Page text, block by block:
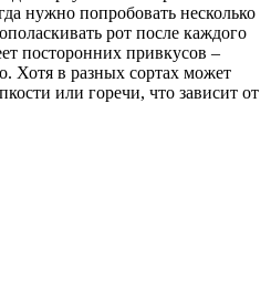
нужно попробовать несколько
рот после каждого
посторонних привкусов –
Хотя в разных сортах может
или горечи, что зависит от